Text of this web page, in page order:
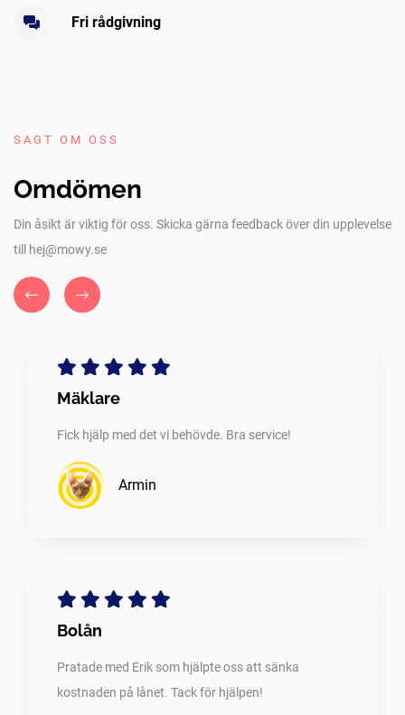
Fri rådgivning
SAGT OM OSS
Omdömen
Din åsikt är viktig för oss. Skicka gärna feedback över din upplevelse
till hej@mowy.se
Mäklare
Fick hjälp med det vi behövde. Bra service!
Armin
Bolån
Pratade med Erik som hjälpte oss att sänka
kostnaden på lånet. Tack för hjälpen!